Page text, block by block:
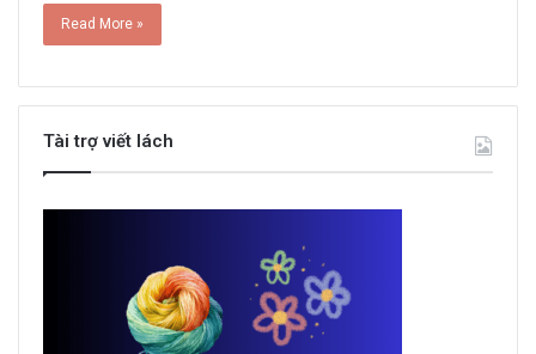
Read More »
Tài trợ viết lách